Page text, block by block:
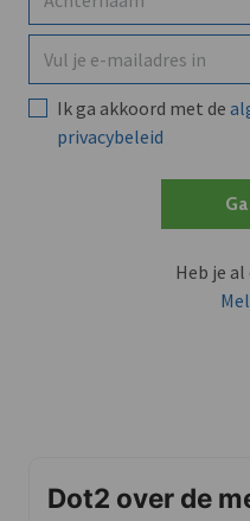
Ik ga akkoord met de
privacybeleid
Heb je